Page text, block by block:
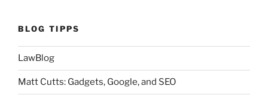
BLOG TIPPS
LawBlog
Matt Cutts: Gadgets, Google, and SEO